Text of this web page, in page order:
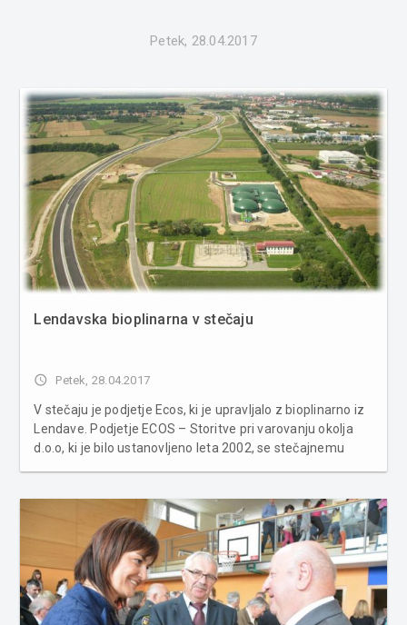
Petek, 28.04.2017
Lendavska bioplinarna v stečaju
access_time Petek, 28.04.2017
V stečaju je podjetje Ecos, ki je upravljalo z bioplinarno iz
Lendave. Podjetje ECOS – Storitve pri varovanju okolja
d.o.o, ki je bilo ustanovljeno leta 2002, se stečajnemu